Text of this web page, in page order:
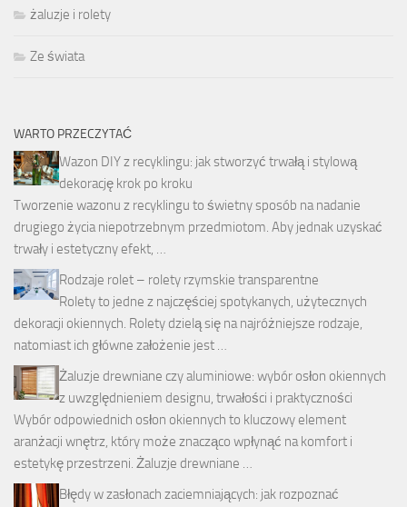
żaluzje i rolety
Ze świata
WARTO PRZECZYTAĆ
Wazon DIY z recyklingu: jak stworzyć trwałą i stylową
dekorację krok po kroku
Tworzenie wazonu z recyklingu to świetny sposób na nadanie
drugiego życia niepotrzebnym przedmiotom. Aby jednak uzyskać
trwały i estetyczny efekt, …
Rodzaje rolet – rolety rzymskie transparentne
Rolety to jedne z najczęściej spotykanych, użytecznych
dekoracji okiennych. Rolety dzielą się na najróżniejsze rodzaje,
natomiast ich główne założenie jest …
Żaluzje drewniane czy aluminiowe: wybór osłon okiennych
z uwzględnieniem designu, trwałości i praktyczności
Wybór odpowiednich osłon okiennych to kluczowy element
aranżacji wnętrz, który może znacząco wpłynąć na komfort i
estetykę przestrzeni. Żaluzje drewniane …
Błędy w zasłonach zaciemniających: jak rozpoznać